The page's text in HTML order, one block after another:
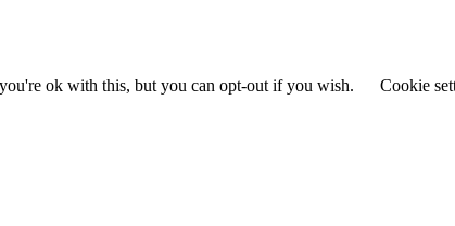
ok with this, but you can opt-out if you wish. Cookie